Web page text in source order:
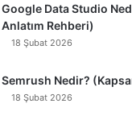
Google Data Studio
Anlatım Rehberi)
18 Şubat 2026
Semrush Nedir?
18 Şubat 2026